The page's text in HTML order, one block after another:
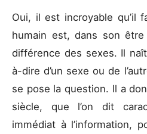
Oui, il est incroyable qu’il
humain est, dans son
différence des sexes. Il
à-dire d’un sexe ou de
se pose la question. Il a
siècle, que l’on dit
immédiat à l’information,